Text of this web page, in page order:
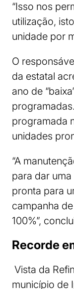
“Isso nos
utilização,
unidade por
O
da estatal
ano de
programada
unidades
“A
para dar
pronta para
campanha
100%”,
Recorde
Vista da
município de